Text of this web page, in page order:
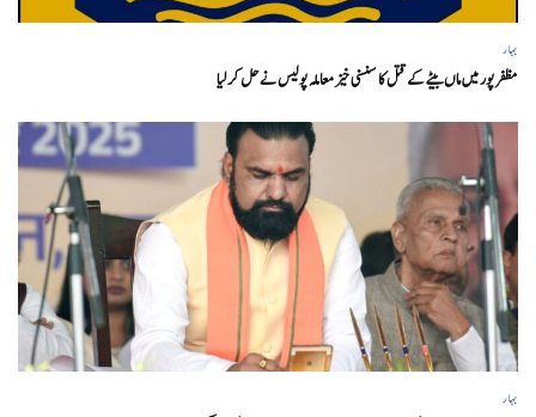
بہار
مظفر پور میں ماں بیٹے کے قتل کا سنسنی خیز معاملہ پولیس نے حل کر لیا
بہار